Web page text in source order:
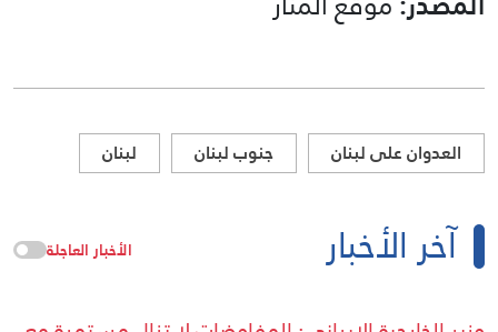
العدوان على لبنان جنوب لبنان لبنان
آخر الأخبار الأخبار العاجلة